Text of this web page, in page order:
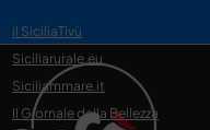
il SiciliaTivù
Siciliarurale.eu
Siciliammare.it
Il Giornale della Bellezza